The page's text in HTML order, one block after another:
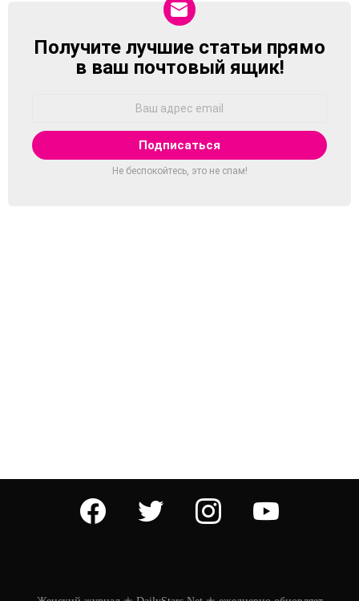
NEWSLETTER
Получите лучшие статьи прямо
в ваш почтовый ящик!
Не беспокойтесь, это не спам!
facebook twitter instagram